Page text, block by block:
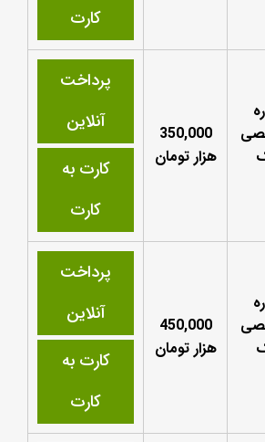
کارت
350,000
هزار تومان
پرداخت
آنلاین
کارت به
کارت
450,000
هزار تومان
پرداخت
آنلاین
کارت به
کارت